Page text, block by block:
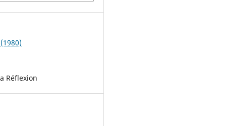
Réflexion